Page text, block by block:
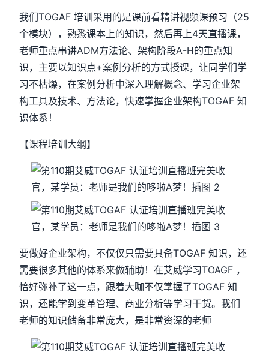
我们TOGAF 培训采用的是课前看精讲视频课预习（25
个模块），熟悉课本上的知识，然后再上4天直播课，
老师重点串讲ADM方法论、架构阶段A-H的重点知
识，主要以知识点+案例分析的方式授课，让同学们学
习不枯燥，在案例分析中深入理解概念、学习企业架
构工具及技术、方法论，快速掌握企业架构TOGAF 知
识体系！
【课程培训大纲】
要做好企业架构，不仅仅只需要具备TOGAF 知识，还
需要很多其他的体系来做辅助！在艾威学习TOAGF ，
恰好弥补了这一点，跟着大咖不仅掌握了TOGAF 知
识，还能学到变革管理、商业分析等学习干货。我们
老师的知识储备非常庞大，是非常资深的老师